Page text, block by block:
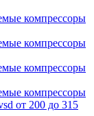
компрессоры
компрессоры
компрессоры
компрессоры
от 200 до 315